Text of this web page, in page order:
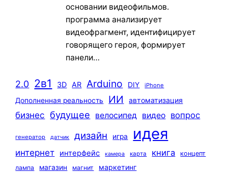
основании видеофильмов.
программа анализирует
видеофрагмент, идентифицирует
говорящего героя, формирует
панели…
2.0 2в1 3D AR Arduino DIY iPhone
Дополненная реальность ИИ автоматизация
бизнес будущее велосипед видео вопрос
генератор датчик дизайн игра идея
интернет интерфейс камера карта книга
концепт
лампа
магазин магнит
маркетинг